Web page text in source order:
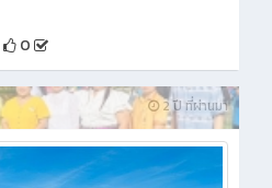
0
2 ปี ที่ผ่านมา